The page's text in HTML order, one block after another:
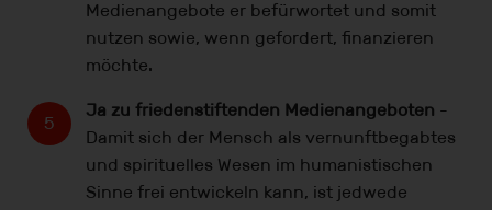
Medienangebote er befürwortet und somit
nutzen sowie, wenn gefordert, finanzieren
möchte.
Ja zu friedenstiftenden Medienangeboten -
Damit sich der Mensch als vernunftbegabtes
und spirituelles Wesen im humanistischen
Sinne frei entwickeln kann, ist jedwede